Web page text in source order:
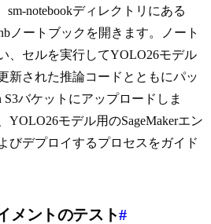
sm-notebookディレクトリにある
ノートブックを開きます。ノート
、セルを実行してYOLO26モデル
新された推論コードとともにパッ
S3バケットにアップロードしま
YOLO26モデル用のSageMakerエン
びデプロイするプロセスをガイド
メントのテスト#